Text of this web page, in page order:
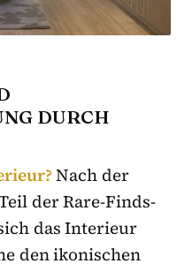
DURCH
Nach der
der Rare-Finds-
das Interieur
den ikonischen